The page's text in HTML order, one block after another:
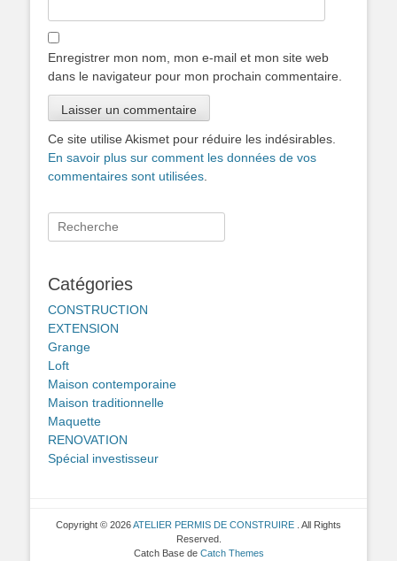
Enregistrer mon nom, mon e-mail et mon site web
dans le navigateur pour mon prochain commentaire.
Ce site utilise Akismet pour réduire les indésirables.
En savoir plus sur comment les données de vos
commentaires sont utilisées.
Rechercher :
Catégories
CONSTRUCTION
EXTENSION
Grange
Loft
Maison contemporaine
Maison traditionnelle
Maquette
RENOVATION
Spécial investisseur
Copyright © 2026ATELIER PERMIS DE CONSTRUIRE
. All Rights
Reserved.
Catch Base de Catch Themes